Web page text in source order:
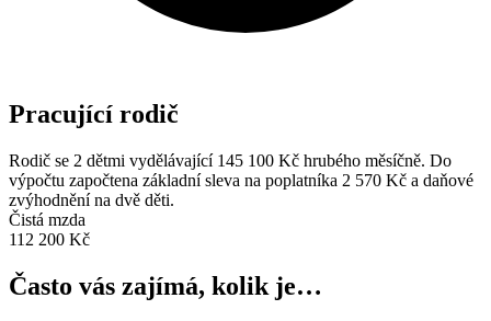
Pracující rodič
Rodič se 2 dětmi vydělávající 145 100 Kč hrubého měsíčně. Do
výpočtu započtena základní sleva na poplatníka 2 570 Kč a daňové
zvýhodnění na dvě děti.
Čistá mzda
112 200 Kč
Často vás zajímá, kolik je…